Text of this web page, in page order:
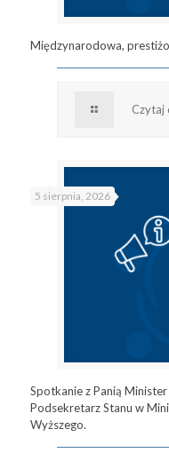
Międzynarodowa,
Czytaj
5 sierpnia, 2026
Spotkanie z Panią
Podsekretarz Stanu w
Wyższego.